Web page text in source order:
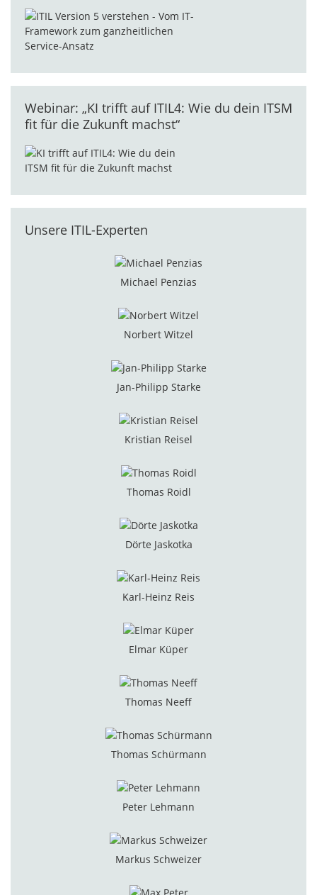
Webinar: „KI trifft auf ITIL4: Wie du dein ITSM
fit für die Zukunft machst“
Unsere ITIL-Experten
Michael Penzias
Norbert Witzel
Jan-Philipp Starke
Kristian Reisel
Thomas Roidl
Dörte Jaskotka
Karl-Heinz Reis
Elmar Küper
Thomas Neeff
Thomas Schürmann
Peter Lehmann
Markus Schweizer